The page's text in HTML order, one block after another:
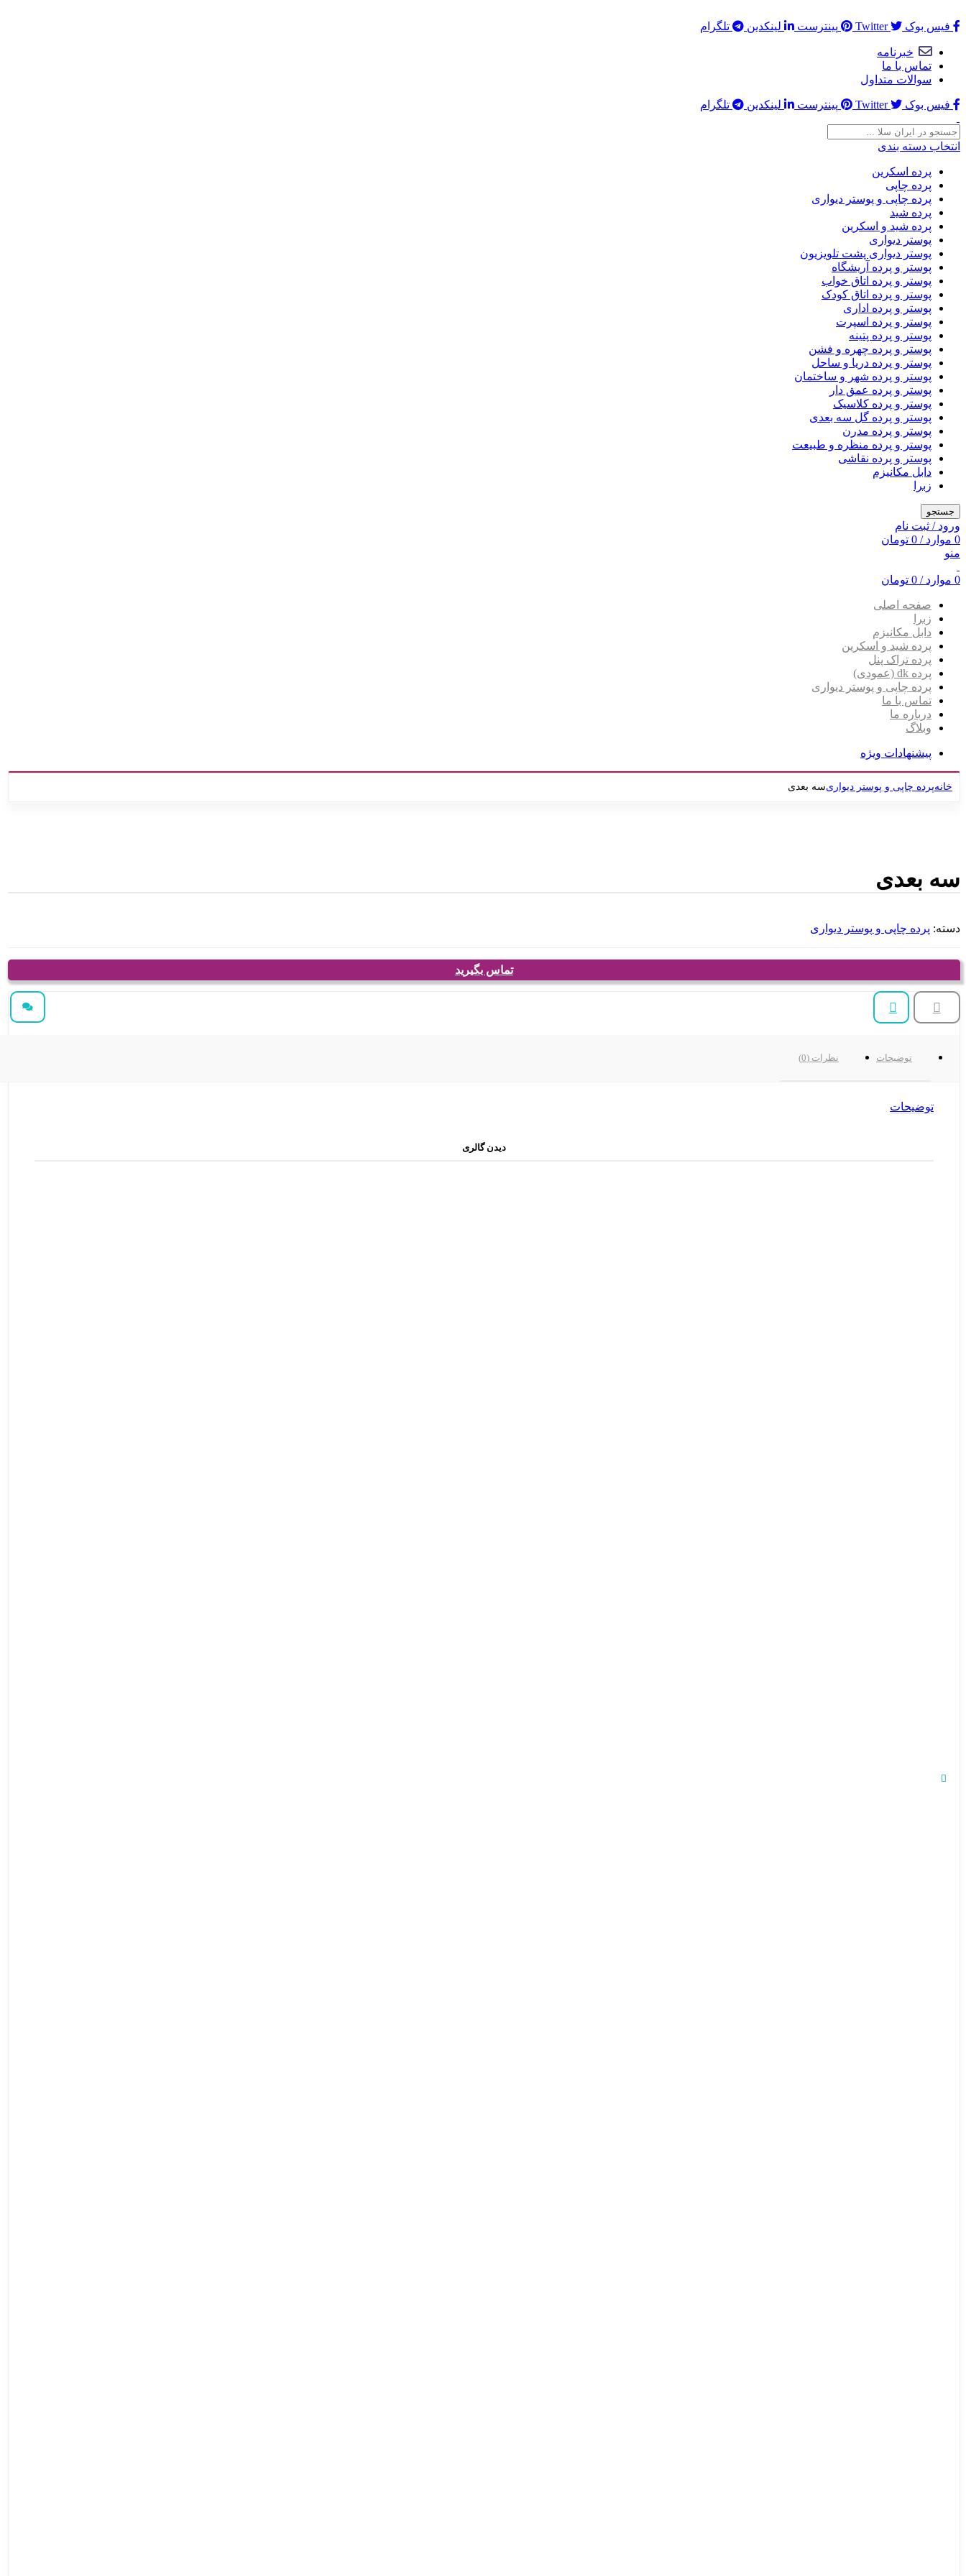
فیس بوک
Twitter پینترست لینکدین تلگرام
خبرنامه
تماس با ما
سوالات متداول
فیس بوک Twitter پینترست لینکدین تلگرام
انتخاب دسته بندی
پرده اسکرین
پرده چاپی
پرده چاپی و پوستر دیواری
پرده شید
پرده شید و اسکرین
پوستر دیواری
پوستر دیواری پشت تلویزیون
پوستر و پرده آریشگاه
پوستر و پرده اتاق خواب
پوستر و پرده اتاق کودک
پوستر و پرده اداری
پوستر و پرده اسپرت
پوستر و پرده پتینه
پوستر و پرده چهره و فشن
پوستر و پرده دریا و ساحل
پوستر و پرده شهر و ساختمان
پوستر و پرده عمق دار
پوستر و پرده کلاسیک
پوستر و پرده گل سه بعدی
پوستر و پرده مدرن
پوستر و پرده منظره و طبیعت
پوستر و پرده نقاشی
دابل مکانیزم
زبرا
جستجو
ورود / ثبت نام
0 موارد /
0 تومان
منو
0 موارد /
0 تومان
صفحه اصلی
زبرا
دابل مکانیزم
پرده شید و اسکرین
پرده تراک پنل
پرده dk (عمودی)
پرده چاپی و پوستر دیواری
تماس با ما
درباره ما
وبلاگ
پیشنهادات ویژه
خانهپرده چاپی و پوستر دیواریسه بعدی
سه بعدی
دسته: پرده چاپی و پوستر دیواری
تماس بگیرید
توضیحات نظرات (0)
توضیحات
دیدن گالری